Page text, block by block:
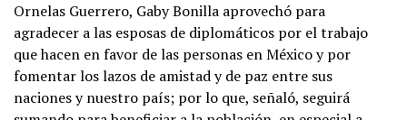
Ornelas Guerrero, Gaby Bonilla aprovechó para
agradecer a las esposas de diplomáticos por el trabajo
que hacen en favor de las personas en México y por
fomentar los lazos de amistad y de paz entre sus
naciones y nuestro país; por lo que, señaló, seguirá